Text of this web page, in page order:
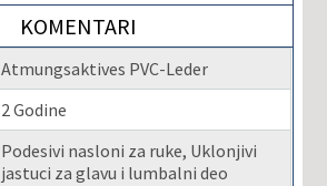
KOMENTARI
Atmungsaktives PVC-Leder
2 Godine
Podesivi nasloni za ruke, Uklonjivi
jastuci za glavu i lumbalni deo